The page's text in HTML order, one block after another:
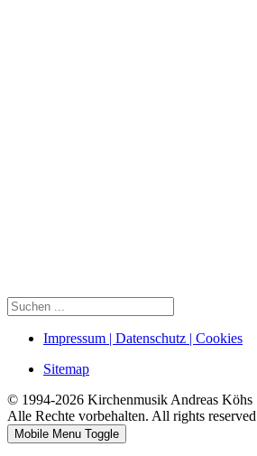
Impressum | Datenschutz | Cookies
Sitemap
© 1994-2026 Kirchenmusik Andreas Köhs
Alle Rechte vorbehalten. All rights
Mobile Menu Toggle